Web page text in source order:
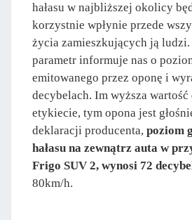
hałasu w najbliższej okolicy
korzystnie wpłynie przede
życia zamieszkujących ją
parametr informuje nas o
emitowanego przez oponę i
decybelach. Im wyższa
etykiecie, tym opona jest
deklaracji producenta, poziom
hałasu na zewnątrz auta w
Frigo SUV 2, wynosi 72
80km/h.